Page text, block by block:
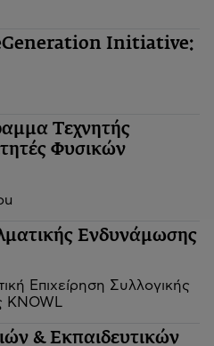
Initiative:
Τεχνητής
Φυσικών
Ενδυνάμωσης
Επιχείρηση Συλλογικής
KNOWL
& Εκπαιδευτικών